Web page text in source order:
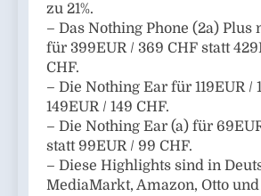
zu 21%.
– Das Nothing Phone (2a) Plus
für 399EUR / 369 CHF statt
CHF.
– Die Nothing Ear für 119EUR /
149EUR / 149 CHF.
– Die Nothing Ear (a) für
statt 99EUR / 99 CHF.
– Diese Highlights sind in
MediaMarkt, Amazon, Otto